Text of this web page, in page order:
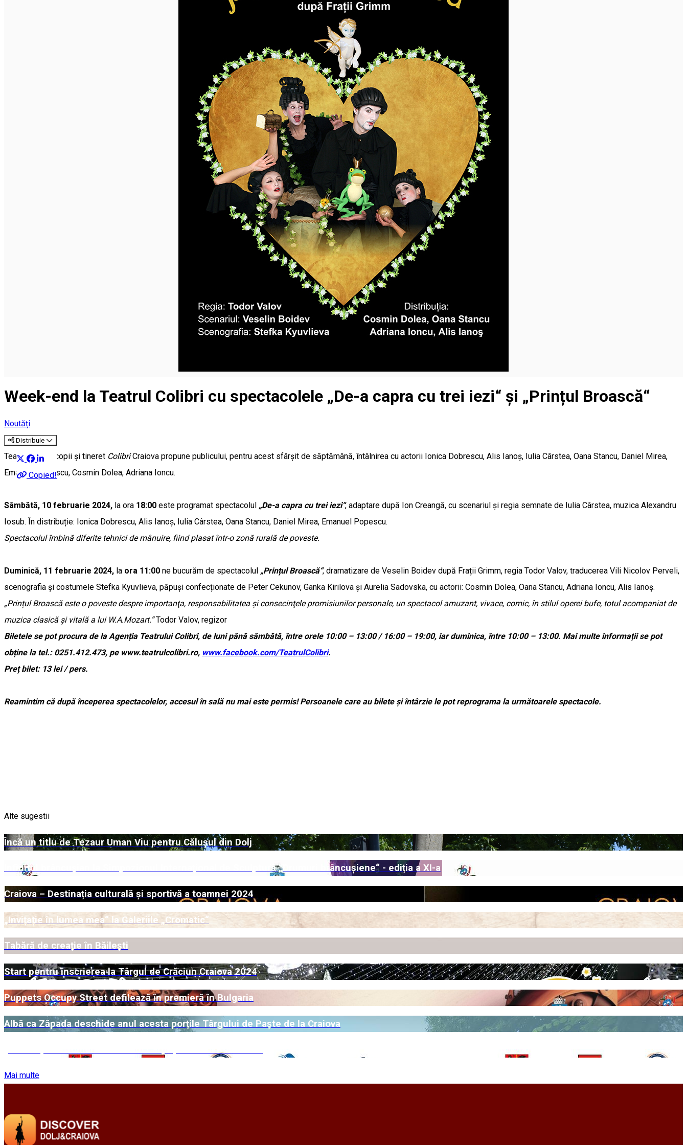
Week-end la Teatrul Colibri cu spectacolele „De-a capra cu trei iezi“ și „Prințul Broască“
Noutăți
Distribuie
Copied!
Teatrul pentru copii și tineret ColibriCraiova propune publicului, pentru acest sfârșit de săptămână, întâlnirea cu actorii Ionica Dobrescu, Alis Ianoș, Iulia Cârstea, Oana Stancu, Daniel Mirea,
Emanuel Popescu, Cosmin Dolea, Adriana Ioncu.
Sâmbătă, 10 februarie 2024, la ora 18:00 este programat spectacolul „De-a capra cu trei iezi“, adaptare după Ion Creangă, cu scenariul şi regia semnate de Iulia Cârstea, muzica Alexandru
Iosub. În distribuție: Ionica Dobrescu, Alis Ianoș, Iulia Cârstea, Oana Stancu, Daniel Mirea, Emanuel Popescu.
Spectacolul îmbină diferite tehnici de mânuire, fiind plasat într-o zonă rurală de poveste.
Duminică, 11 februarie 2024, la ora 11:00 ne bucurăm de spectacolul „Prințul Broască“, dramatizare de Veselin Boidev după Frații Grimm, regia Todor Valov, traducerea Vili Nicolov Perveli,
scenografia și costumele Stefka Kyuvlieva, păpuși confecționate de Peter Cekunov, Ganka Kirilova și Aurelia Sadovska, cu actorii: Cosmin Dolea, Oana Stancu, Adriana Ioncu, Alis Ianoș.
„Prințul Broască este o poveste despre importanţa, responsabilitatea şi consecinţele promisiunilor personale, un spectacol amuzant, vivace, comic, în stilul operei bufe, totul acompaniat de
muzica clasică şi vitală a lui W.A.Mozart.“Todor Valov, regizor
Biletele se pot procura de la Agenția Teatrului Colibri, de luni până sâmbătă, între orele 10:00 – 13:00 / 16:00 – 19:00, iar duminica, între 10:00 – 13:00. Mai multe informații se pot
obține la tel.: 0251.412.473, pe www.teatrulcolibri.ro, www.facebook.com/TeatrulColibri.
Preț bilet: 13 lei / pers.
Reamintim că după începerea spectacolelor, accesul în sală nu mai este permis! Persoanele care au bilete și întârzie le pot reprograma la următoarele spectacole.
Alte sugestii
Încă un titlu de Tezaur Uman Viu pentru Călușul din Dolj
Infinitul brâncușian la Simpozionul Internațional de Sculptură „Drumuri brâncușiene“ - ediția a XI-a
Craiova – Destinația culturală și sportivă a toamnei 2024
„Invițație în lumea mea“ la Galeriile „Cromatic“
Tabără de creație în Băilești
Start pentru înscrierea la Târgul de Crăciun Craiova 2024
Puppets Occupy Street defilează în premieră în Bulgaria
Albă ca Zăpada deschide anul acesta porțile Târgului de Paște de la Craiova
„Brâncușiana Junior“ la Muzeul Cărții și Exilului Românesc
Mai multe